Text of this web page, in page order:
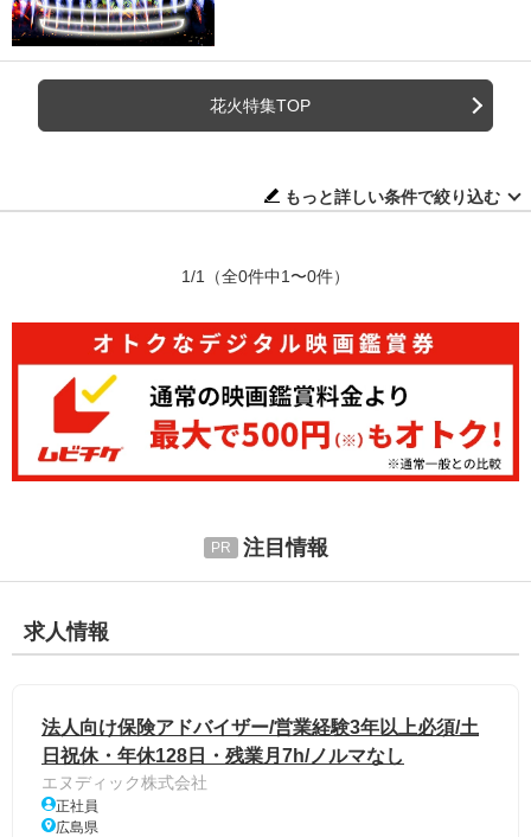
花火特集TOP
もっと詳しい条件で絞り込む
1/1 （全0件中1〜0件）
注目情報
求人情報
法人向け保険アドバイザー/営業経験3年以上必須/土
日祝休・年休128日・残業月7h/ノルマなし
エヌディック株式会社
正社員
広島県